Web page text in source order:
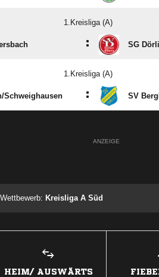
1.Kreisliga (A)
: SG
1.Kreisliga (A)
​Schweighausen : SV
ANZEIGE
Wettbewerb: Kreisliga A Süd
HEIM/ AUSWÄRTS